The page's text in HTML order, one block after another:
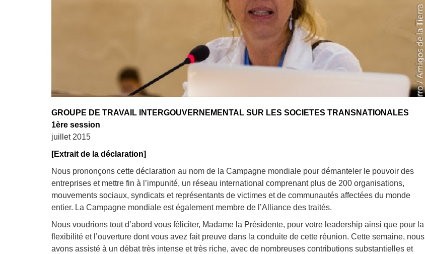
Argentine
Bolivie
Equateur
Espagne
Guatemala
Déclarations à l’ONU
Conférences
disposition
Cahiers critiques
Diffusion librairies
GROUPE DE TRAVAIL INTERGOUVERNEMENTAL SUR LES SOCIETES TRANSNATIONALES
1ère session
juillet 2015
[Extrait de la déclaration]
Nous prononçons cette déclaration au nom de la Campagne mondiale pour démanteler le pouvoir des
entreprises et mettre fin à l’impunité, un réseau international comprenant plus de 200 organisations,
mouvements sociaux, syndicats et représentants de victimes et de communautés affectées du monde
entier. La Campagne mondiale est également membre de l’Alliance des traités.
Nous voudrions tout d’abord vous féliciter, Madame la Présidente, pour votre leadership ainsi que pour la
flexibilité et l’ouverture dont vous avez fait preuve dans la conduite de cette réunion. Cette semaine, nous
avons assisté à un débat très intense et très riche, avec de nombreuses contributions substantielles et